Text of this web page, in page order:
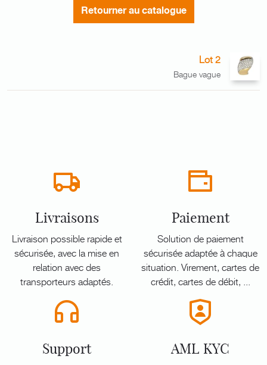
Retourner au catalogue
Lot 2
Bague vague
Livraisons
Livraison possible rapide et
sécurisée, avec la mise en
relation avec des
transporteurs adaptés.
Paiement
Solution de paiement
sécurisée adaptée à chaque
situation. Virement, cartes de
crédit, cartes de débit, ...
Support AML KYC